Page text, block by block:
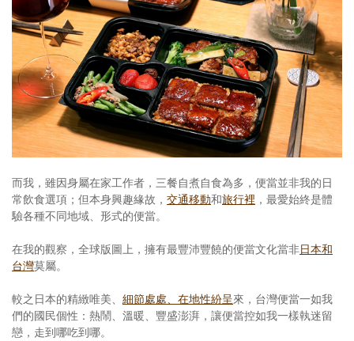
而我，雖因身屬在家工作者，三餐自煮自食為多，便當並非我的日
常飲食選項；但本身興趣緣故， 交通移動和旅行裡 ，最愛始終是體
驗各種不同地域、形式的便當。
在我的觀察，全球版圖上，擁有最豐沛豐饒的便當文化當非日本和
台灣莫屬。
較之日本的精緻唯美、 細節處處、在地性紛呈來，台灣便當一如我
們的國民個性：熱鬧、溫暖、豐盛澎湃，讓便當控如我一樣執迷留
戀，走到哪吃到哪。